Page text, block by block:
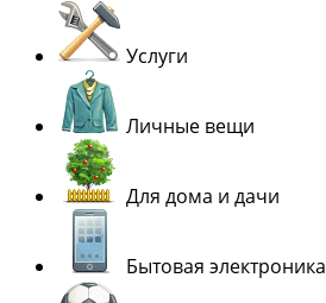
Услуги
Личные вещи
Для дома и дачи
Бытовая электроника